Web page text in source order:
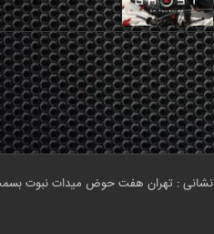
نشانی : تهران هفت حوض میدات نبوت بسمت سرسبز مرکز خرید